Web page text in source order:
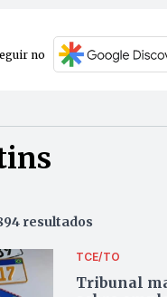
no
resultados
TCE/TO
Tribunal